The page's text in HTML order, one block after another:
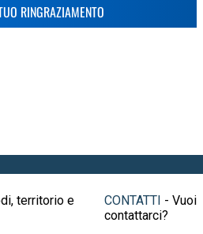
RINGRAZIAMENTO
territorio e
CONTATTI - Vuoi
contattarci?